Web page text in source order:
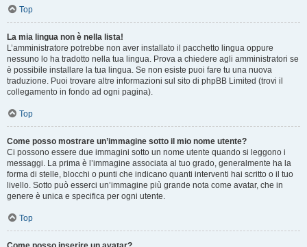
Top
La mia lingua non è nella lista!
L’amministratore potrebbe non aver installato il pacchetto lingua oppure
nessuno lo ha tradotto nella tua lingua. Prova a chiedere agli amministratori se
è possibile installare la tua lingua. Se non esiste puoi fare tu una nuova
traduzione. Puoi trovare altre informazioni sul sito di phpBB Limited (trovi il
collegamento in fondo ad ogni pagina).
Top
Come posso mostrare un’immagine sotto il mio nome utente?
Ci possono essere due immagini sotto un nome utente quando si leggono i
messaggi. La prima è l’immagine associata al tuo grado, generalmente ha la
forma di stelle, blocchi o punti che indicano quanti interventi hai scritto o il tuo
livello. Sotto può esserci un’immagine più grande nota come avatar, che in
genere è unica e specifica per ogni utente.
Top